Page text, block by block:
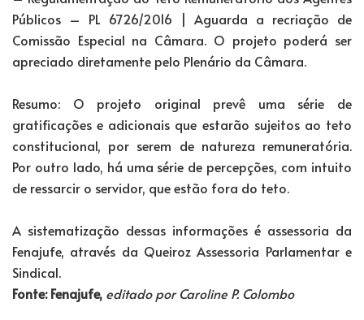
Públicos – PL 6726/2016 | Aguarda a recriação de
Comissão Especial na Câmara. O projeto poderá ser
apreciado diretamente pelo Plenário da Câmara.
Resumo: O projeto original prevê uma série de
gratificações e adicionais que estarão sujeitos ao teto
constitucional, por serem de natureza remuneratória.
Por outro lado, há uma série de percepções, com intuito
de ressarcir o servidor, que estão fora do teto.
A sistematização dessas informações é assessoria da
Fenajufe, através da Queiroz Assessoria Parlamentar e
Sindical.
Fonte: Fenajufe, editado por Caroline P. Colombo